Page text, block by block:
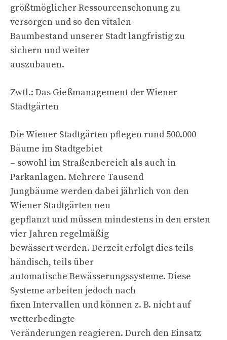
größtmöglicher Ressourcenschonung zu
versorgen und so den vitalen
Baumbestand unserer Stadt langfristig zu
sichern und weiter
auszubauen.
Zwtl.: Das Gießmanagement der Wiener
Stadtgärten
Die Wiener Stadtgärten pflegen rund 500.000
Bäume im Stadtgebiet
– sowohl im Straßenbereich als auch in
Parkanlagen. Mehrere Tausend
Jungbäume werden dabei jährlich von den
Wiener Stadtgärten neu
gepflanzt und müssen mindestens in den ersten
vier Jahren regelmäßig
bewässert werden. Derzeit erfolgt dies teils
händisch, teils über
automatische Bewässerungssysteme. Diese
Systeme arbeiten jedoch nach
fixen Intervallen und können z. B. nicht auf
wetterbedingte
Veränderungen reagieren. Durch den Einsatz